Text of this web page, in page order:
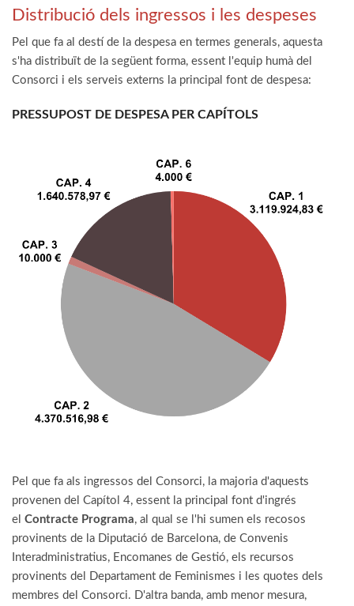
Distribució dels ingressos i les despeses
Pel que fa al destí de la despesa en termes generals, aquesta
s'ha distribuït de la següent forma, essent l'equip humà del
Consorci i els serveis externs la principal font de despesa:
PRESSUPOST DE DESPESA PER CAPÍTOLS
Pel que fa als ingressos del Consorci, la majoria d'aquests
provenen del Capítol 4, essent la principal font d'ingrés
el Contracte Programa, al qual se l'hi sumen els recosos
provinents de la Diputació de Barcelona, de Convenis
Interadministratius, Encomanes de Gestió, els recursos
provinents del Departament de Feminismes i les quotes dels
membres del Consorci. D'altra banda, amb menor mesura,